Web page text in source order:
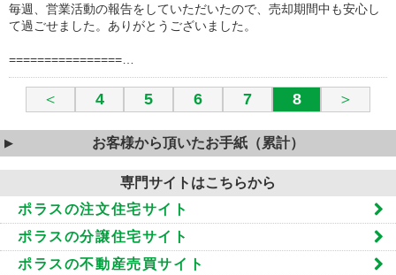
毎週、営業活動の報告をしていただいたので、売却期間中も安心し
て過ごせました。ありがとうございました。
================…
＜ 4 5 6 7 8 ＞
お客様から頂いたお手紙（累計）
専門サイトはこちらから
ポラスの注文住宅サイト
ポラスの分譲住宅サイト
ポラスの不動産売買サイト